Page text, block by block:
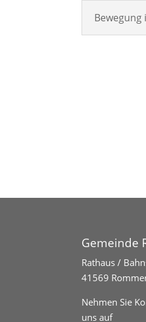
Gemeinde
Rathaus /
41569
Nehmen Sie
uns auf